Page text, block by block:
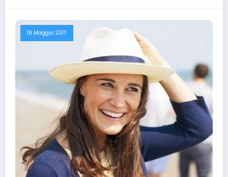
18 Maggio 2017